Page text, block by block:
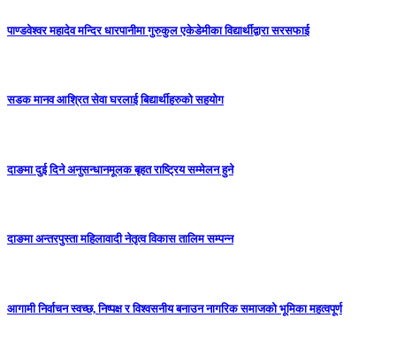
पाण्डवेश्वर महादेव मन्दिर धारपानीमा गुरुकुल एकेडेमीका विद्यार्थीद्वारा सरसफाई
सडक मानव आश्रित सेवा घरलाई बिद्यार्थीहरुको सहयोग
दाङमा दुई दिने अनुसन्धानमूलक बृहत राष्ट्रिय सम्मेलन हुने
दाङमा अन्तरपुस्ता महिलावादी नेतृत्व विकास तालिम सम्पन्न
आगामी निर्वाचन स्वच्छ, निष्पक्ष र विश्वसनीय बनाउन नागरिक समाजको भूमिका महत्वपूर्ण